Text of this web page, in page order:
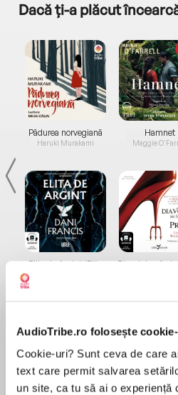
AudioTribe.ro folosește
Cookie-uri? Sunt ceva de care
text care permit salvarea
un site, ca tu să ai o experiență
Dacă ți-a plăcut
Pădurea norvegiană
Haruki Murakami
Elita de Argint (Elita
Hamnet
Maggie
Diavolul se
Despre carte
New York Times Bestseller